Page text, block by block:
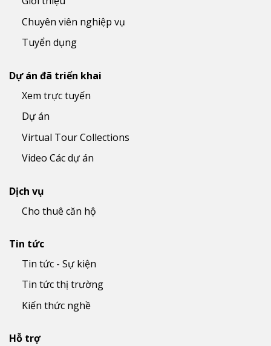
Chuyên viên nghiệp vụ
Tuyển dụng
Dự án đã triển khai
Xem trực tuyến
Dự án
Virtual Tour Collections
Video Các dự án
Dịch vụ
Cho thuê căn hộ
Tin tức
Tin tức - Sự kiện
Tin tức thị trường
Kiến thức nghề
Hỗ trợ